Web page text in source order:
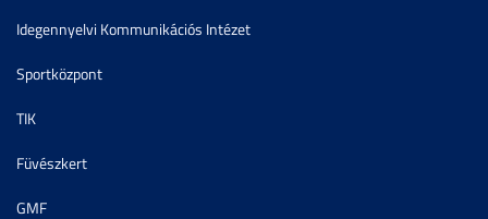
Idegennyelvi Kommunikációs Intézet
Sportközpont
TIK
Füvészkert
GMF